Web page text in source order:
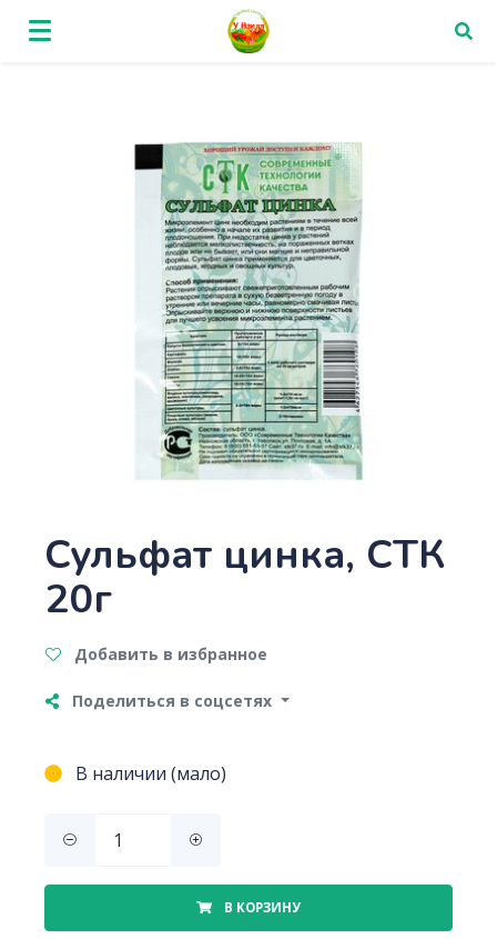
Сульфат цинка, СТК
20г
Добавить в избранное
Поделиться в соцсетях
В наличии (мало)
В КОРЗИНУ